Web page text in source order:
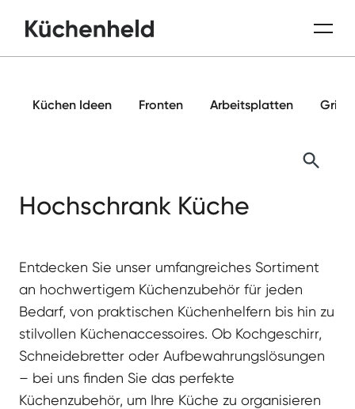
Küchen Ideen Fronten Arbeitsplatten Griffe
Hochschrank Küche
Entdecken Sie unser umfangreiches Sortiment
an hochwertigem Küchenzubehör für jeden
Bedarf, von praktischen Küchenhelfern bis hin zu
stilvollen Küchenaccessoires. Ob Kochgeschirr,
Schneidebretter oder Aufbewahrungslösungen
– bei uns finden Sie das perfekte
Küchenzubehör, um Ihre Küche zu organisieren